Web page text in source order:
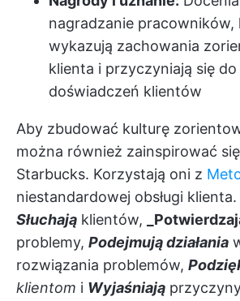
nagradzanie
wykazują zachowania
klienta i przyczyniają się
doświadczeń klientów
Aby zbudować kulturę
można również zainspirować
Starbucks. Korzystają oni z
niestandardowej obsługi
Słuchają klientów,
problemy, Podejmują działania
rozwiązania problemów,
klientom i Wyjaśniają